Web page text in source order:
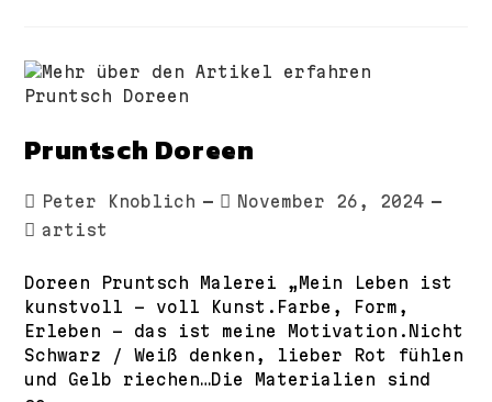
Pruntsch Doreen
Beitrags-
Autor:
Peter Knoblich
Beitrag
November 26, 2024
Beitrags-
artist
Doreen Pruntsch Malerei „Mein Leben ist
kunstvoll - voll Kunst.Farbe, Form,
Erleben - das ist meine Motivation.Nicht
Schwarz / Weiß denken, lieber Rot fühlen
und Gelb riechen…Die Materialien sind